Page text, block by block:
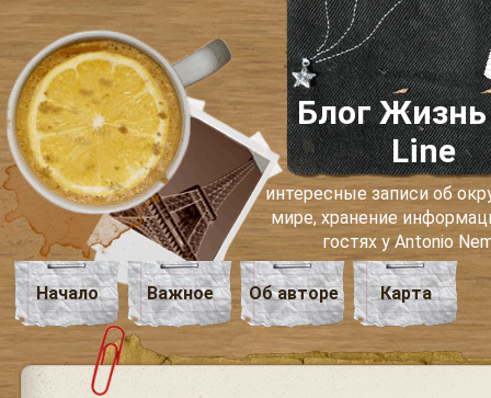
Блог Жизнь
Line
интересные записи об
мире, хранение
гостях у Antonio
Начало Важное Об авторе Карта